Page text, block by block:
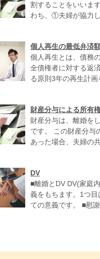
割することをいいま
わち、①夫婦が協力
個人再生の最低弁済
個人再生とは、債務
全債権者に対する返
る原則3年の再生計画
財産分与による所有
財産分与は、離婚を
です。 この財産分与
あった場合、夫婦の
DV
■離婚とDV DV(家庭
義をもちます。1つ
ての意義です。 ■慰